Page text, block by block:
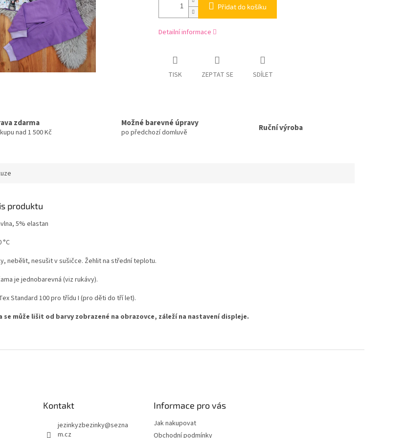
Přidat do košíku
Detailní informace
TISK ZEPTAT SE SDÍLET
zdarma
nad 1 500 Kč
Možné barevné úpravy
po předchozí domluvě Ruční výroba
produktu
5% elastan
°C
nebělit, nesušit v sušičce. Žehlit na střední teplotu.
je jednobarevná (viz rukávy).
Standard 100 pro třídu I (pro děti do tří let).
se může lišit od barvy zobrazené na obrazovce, záleží na nastavení displeje.
Kontakt
jezinkyzbezinky@sezna
m.cz
Informace pro vás
Jak nakupovat
Obchodní podmínky